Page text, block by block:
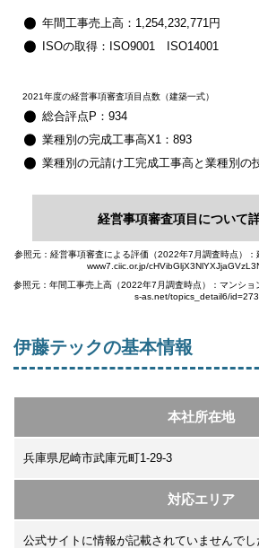
年間工事売上高：1,254,232,771円
ISOの取得：ISO9001 ISO14001
2021年度の経営事項審査項目点数（建築一式）
総合評点P：934
業種別の完成工事高X1：893
業種別の元請け工完成工事高と業種別の
経営事項審査項目について
参照元：経営事項審査による評価（2022年7月調査時点）
www7.ciic.or.jp/
参照元：年間工事売上高（2022年7月調査時点）：マンシ
s-as.net/topics_detail6/id=273
伊藤テックの基本情報
本社所在地
兵庫県尼崎市武庫元町1-29-3
対応エリア
公式サイトに情報が記載されていませんでし